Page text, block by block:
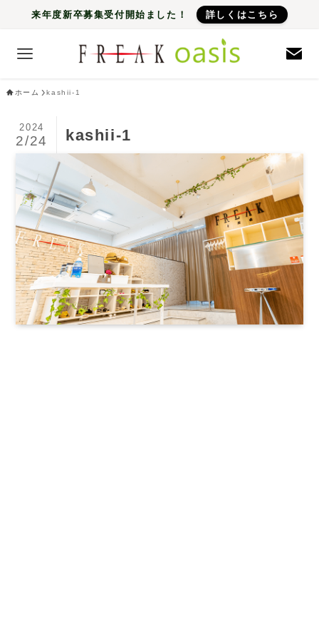
来年度新卒募集受付開始ました！ 詳しくはこちら
ホーム kashii-1
kashii-1
2024
2/24